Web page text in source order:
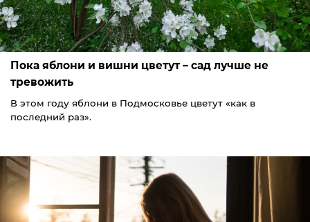
Пока яблони и вишни цветут – сад лучше не
тревожить
В этом году яблони в Подмосковье цветут «как в
последний раз».